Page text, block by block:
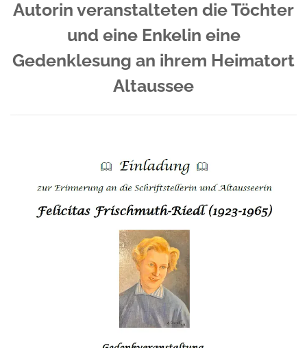
Autorin veranstalteten die Töchter
und eine Enkelin eine
Gedenklesung an ihrem Heimatort
Altaussee